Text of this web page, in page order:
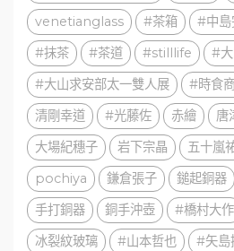
venetianglass
#茶箱 #中島
#抹茶
#茶道 #stilllife #
#大山求安部太一雙人展
#時食
清剛幸道
#光藤佐 赤繪 唐
大場紀穗子
岩下宗晶 五十嵐
pochiya
鎌倉張子 鎚起銅器
手打銅器
銅手沖壺 #橋村大作
冰裂紋玻璃
#山本哲也 #矢島